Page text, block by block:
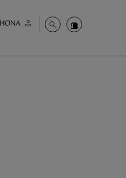
Il mio accountCercaOrdinate i